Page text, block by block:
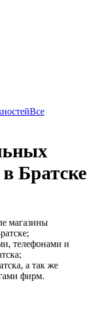
Все
Братске
магазины
телефонами и
а так же
фирм.